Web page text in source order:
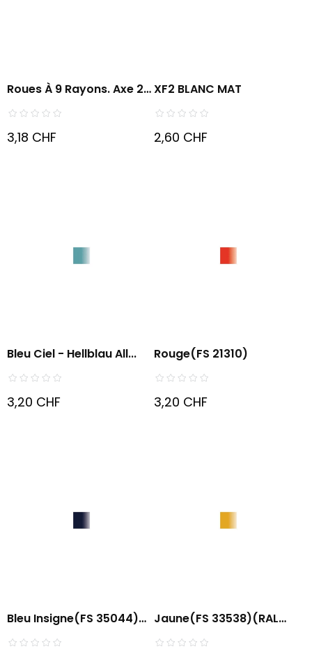
Roues À 9 Rayons. Axe 2
Mm...
3,18 CHF
XF2 BLANC MAT
2,60 CHF
Bleu Ciel - Hellblau All...
3,20 CHF
Rouge(FS 21310)
3,20 CHF
Bleu Insigne(FS 35044)
(RAL...
Jaune(FS 33538)(RAL
9003)